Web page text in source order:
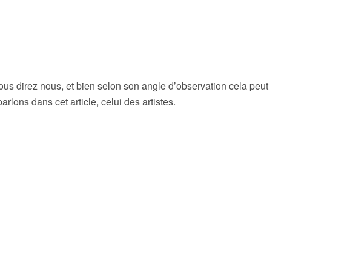
direz nous, et bien selon son angle d’observation cela peut
dans cet article, celui des artistes.